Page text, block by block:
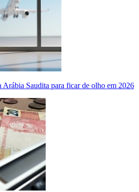
Arábia Saudita para ficar de olho em 2026